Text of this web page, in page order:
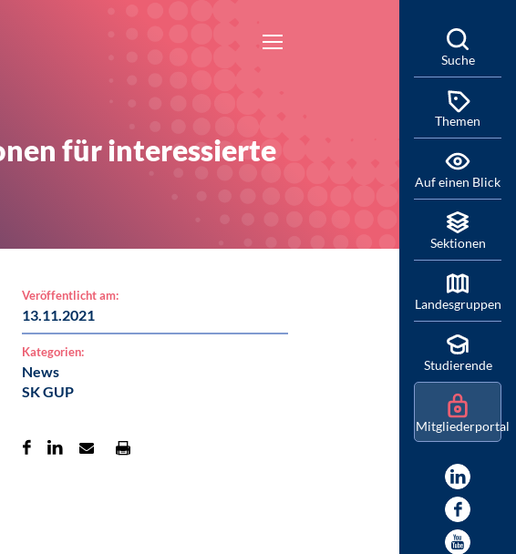
für interessierte
Veröffentlicht am:
13.11.2021
Kategorien:
News
SK GUP
Suche
Themen
Auf einen Blick
Sektionen
Landesgruppen
Studierende
Mitgliederportal